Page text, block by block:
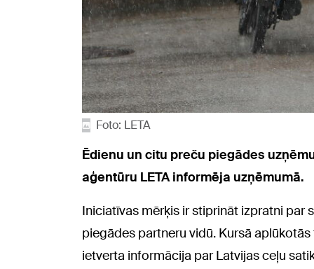
Foto: LETA
Ēdienu un citu preču piegādes
aģentūru LETA informēja uzņēmumā.
Iniciatīvas mērķis ir stiprināt izpratni
piegādes partneru vidū. Kursā
ietverta informācija par Latvijas ceļu